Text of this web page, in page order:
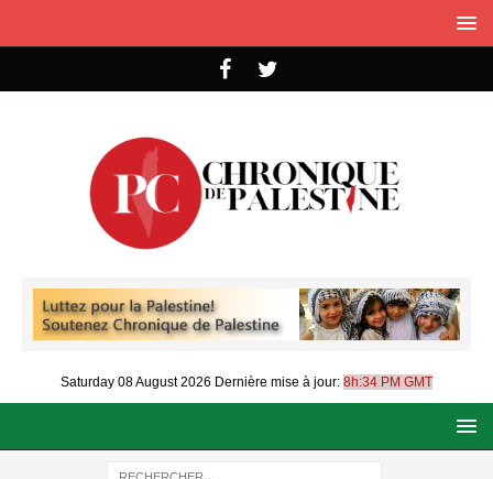
Saturday 08 August 2026 Dernière mise à jour: 8h:34 PM GMT